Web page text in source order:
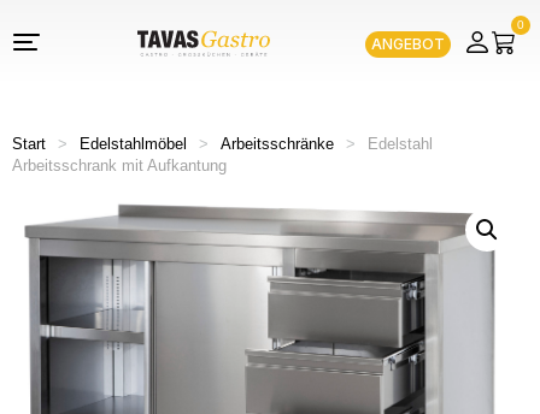
ANGEBOT
0
Start > Edelstahlmöbel > Arbeitsschränke >
Edelstahl
Arbeitsschrank mit Aufkantung